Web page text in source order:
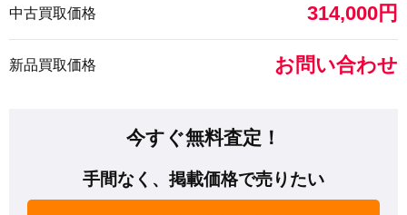
中古買取価格 314,000円
新品買取価格 お問い合わせ
今すぐ無料査定！
手間なく、掲載価格で売りたい